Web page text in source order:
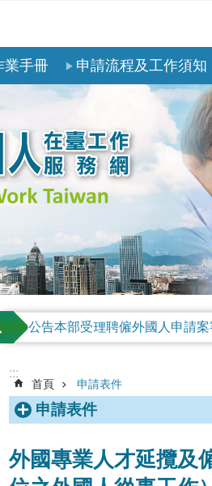
業手冊 申請流程及工作須知
:::
首頁 申請表件
申請表件
外國專業人才延攬及